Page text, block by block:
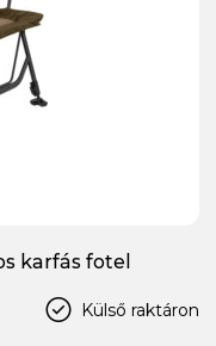
karfás fotel
Külső raktáron